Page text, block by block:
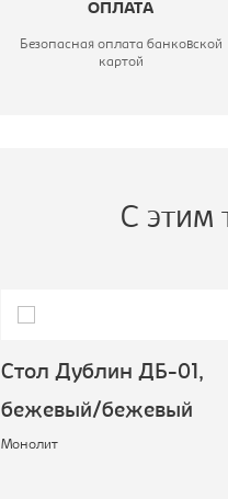
ОПЛАТА
Безопасная оплата банковской
картой
С этим
Стол Дублин ДБ-01,
бежевый/бежевый
Монолит